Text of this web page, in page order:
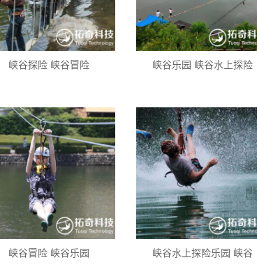
峡谷探险 峡谷冒险 峡谷乐园 峡谷水上探险
峡谷冒险 峡谷乐园 峡谷水上探险乐园 峡谷